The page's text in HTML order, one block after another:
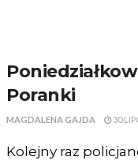
Poranki
MAGDALENA GAJDA 30
Kolejny raz